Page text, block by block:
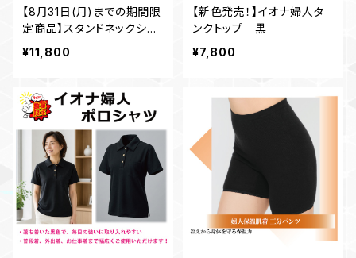
【8月31日(月)までの期間限
定商品】スタンドネックシャ
ツ 黒
¥11,800
【新色発売！】イオナ婦人タ
ンクトップ 黒
¥7,800